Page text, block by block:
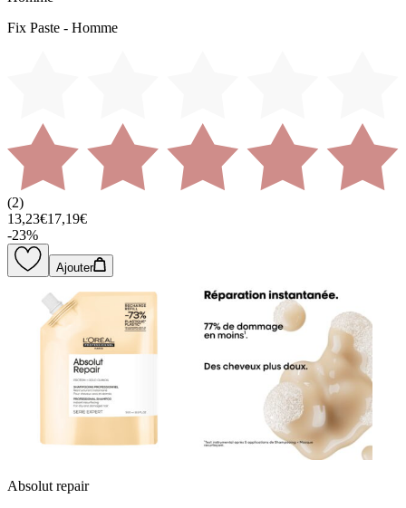
Fix Paste - Homme
(2)
13,23€17,19€
-23%
Ajouter
Absolut repair